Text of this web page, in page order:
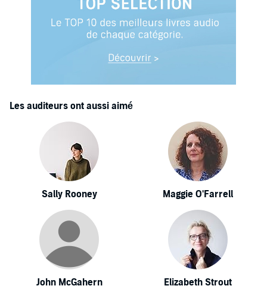
Les auditeurs ont aussi aimé
Sally Rooney Maggie O'Farrell
John McGahern Elizabeth Strout